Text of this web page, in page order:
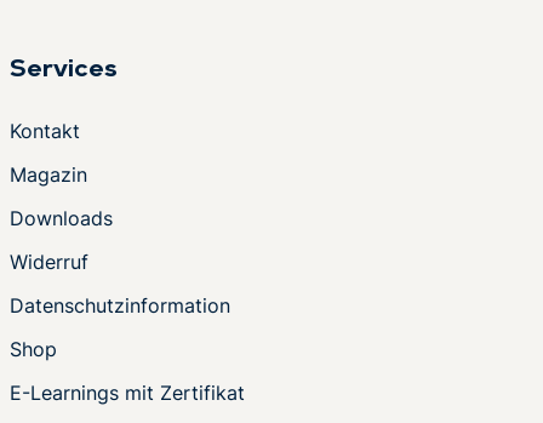
Services
Kontakt
Magazin
Downloads
Widerruf
Datenschutzinformation
Shop
E-Learnings mit Zertifikat